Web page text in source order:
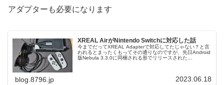
アダプターも必要になります
XREAL AirがNintendo Switchに対応した話
今までだってXREAL Adapterで対応してたじゃない？と言
われるとまったくもってその通りなのですが、先日Android
版Nebula 3.3.0に同梱される形でリリースされた
かお伝えしてみようと思い筆を執った次第。
blog.8796.jp 2023.06.18